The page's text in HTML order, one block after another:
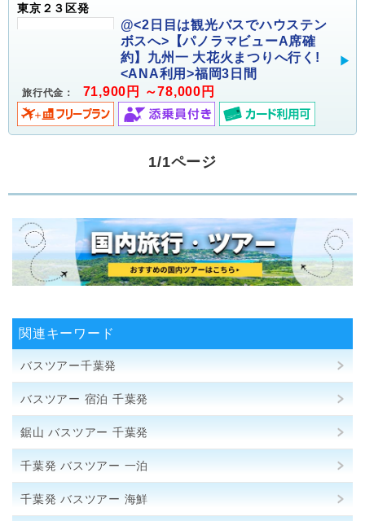
東京２３区発
@<2日目は観光バスでハウステン
ボスへ>【パノラマビューA席確
約】九州一 大花火まつりへ行く!
<ANA利用>福岡3日間
旅行代金： 71,900円 ～78,000円
1/1ページ
関連キーワード
バスツアー千葉発
バスツアー 宿泊 千葉発
鋸山 バスツアー 千葉発
千葉発 バスツアー 一泊
千葉発 バスツアー 海鮮